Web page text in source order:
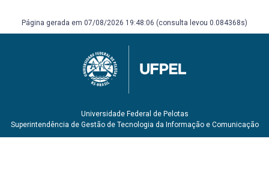
Página gerada em 07/08/2026 19:48:06 (consulta levou 0.084368s)
Universidade Federal de Pelotas
Superintendência de Gestão de Tecnologia da Informação e Comunicação